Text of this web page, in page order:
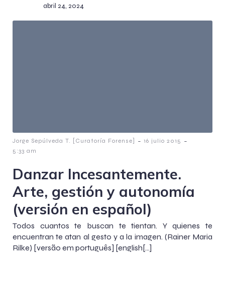
abril 24, 2024
Jorge Sepúlveda T. [Curatoría Forense] - 16 julio 2015 -
5:33 am
Danzar Incesantemente.
Arte, gestión y autonomía
(versión en español)
Todos cuantos te buscan te tientan. Y quienes te
encuentran te atan al gesto y a la imagen. (Rainer Maria
Rilke) [versão em português] [english[…]